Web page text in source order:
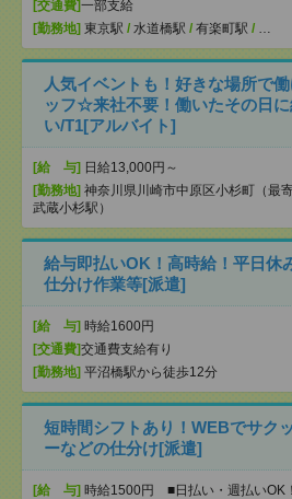
[交通費]一部支給
[勤務地] 東京駅 / 水道橋駅 / 有楽町駅 / …
人気イベントも！好きな場所で
ッフ☆来社不要！働いたその日
い/T1[アルバイト]
[給 与] 日給13,000円～
[勤務地] 神奈川県川崎市中原区小杉町（最
武蔵小杉駅）
給与即払いOK！高時給！平日休
仕分け作業等[派遣]
[給 与] 時給1600円
[交通費]交通費支給有り
[勤務地] 平沼橋駅から徒歩12分
短時間シフトあり！WEBでサク
ーなどの仕分け[派遣]
[給 与] 時給1500円 ■日払い・週払いOK